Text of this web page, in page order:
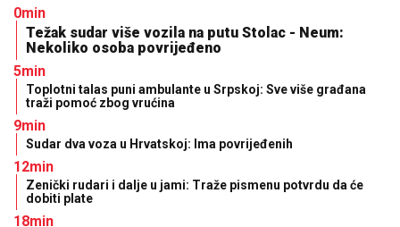
0min
Težak sudar više vozila na putu Stolac - Neum:
Nekoliko osoba povrijeđeno
5min
Toplotni talas puni ambulante u Srpskoj: Sve više građana
traži pomoć zbog vrućina
9min
Sudar dva voza u Hrvatskoj: Ima povrijeđenih
12min
Zenički rudari i dalje u jami: Traže pismenu potvrdu da će
dobiti plate
18min